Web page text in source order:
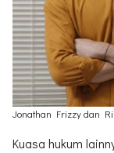
Jonathan Frizzy dan
Kuasa hukum